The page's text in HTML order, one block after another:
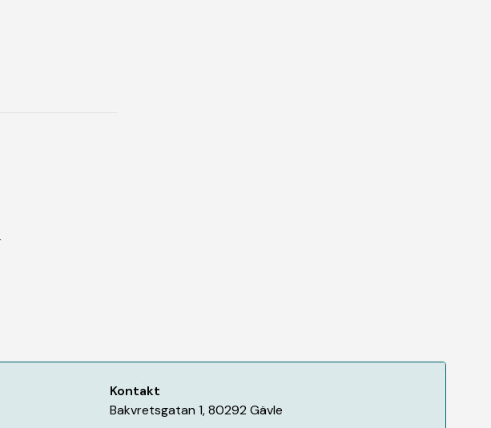
Kontakt
Bakvretsgatan 1,80292 Gävle